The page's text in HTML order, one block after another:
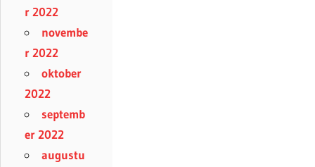
r 2022
novembe
r 2022
oktober
2022
septemb
er 2022
augustu